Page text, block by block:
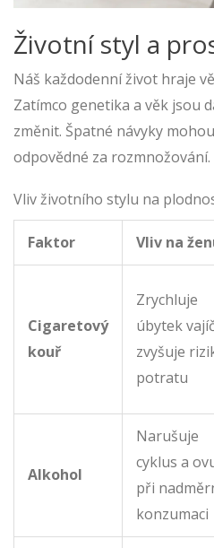
Životní styl a
Náš každodenní život hraje
Zatímco genetika a věk jsou
změnit. Špatné návyky
odpovědné za rozmnožování.
Vliv životního stylu na
Faktor Vliv na
Cigaretový
kouř
Zrychluje
úbytek
zvyšuje
potratu
Alkohol
Narušuje
cyklus a
při
konzumaci